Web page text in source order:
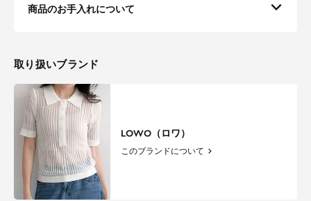
商品のお手入れについて
取り扱いブランド
LOWO（ロワ）
このブランドについて